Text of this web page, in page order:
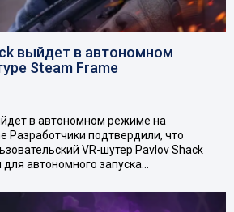
выйдет в автономном
Steam Frame
в автономном режиме на
Разработчики подтвердили, что
VR-шутер Pavlov Shack
автономного запуска…